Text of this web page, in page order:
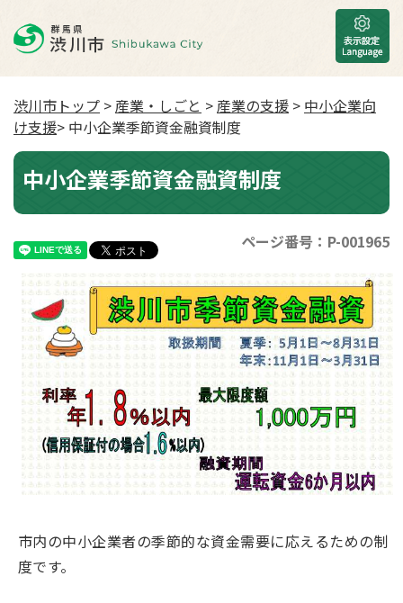
渋川市トップ >産業・しごと >産業の支援 > 中小企業向
け支援> 中小企業季節資金融資制度
中小企業季節資金融資制度
ページ番号：P-001965
市内の中小企業者の季節的な資金需要に応えるための制
度です。